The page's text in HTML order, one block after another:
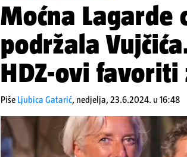
Moćna Lagarde
podržala
HDZ-ovi favoriti
Piše Ljubica Gatarić, nedjelja, 23.6.2024. u 16:48